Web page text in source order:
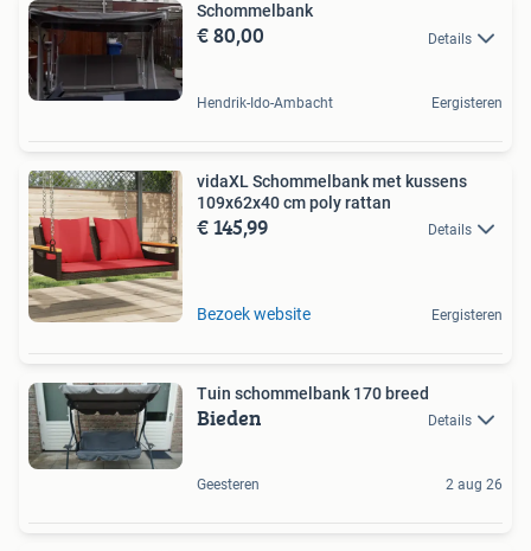
Schommelbank
€ 80,00 Details
Hendrik-Ido-Ambacht Eergisteren
vidaXL Schommelbank met kussens
109x62x40 cm poly rattan
€ 145,99 Details
Bezoek website Eergisteren
Tuin schommelbank 170 breed
Bieden Details
Geesteren 2 aug 26